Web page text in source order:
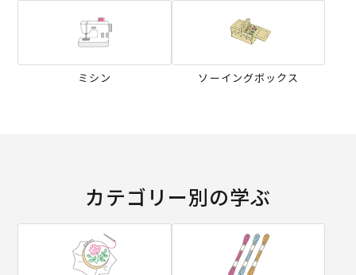
ミシン ソーイングボックス
カテゴリー別の学ぶ